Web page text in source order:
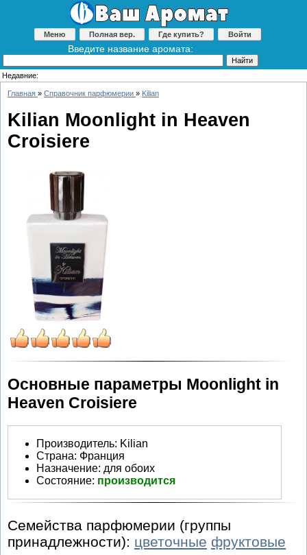
Меню Полная вер. Где купить? Войти
Введите название аромата:
Недавние:
Главная » Справочник парфюмерии » Kilian
Kilian Moonlight in Heaven
Croisiere
Основные параметры Moonlight in
Heaven Croisiere
Производитель: Kilian
Страна: Франция
Назначение: для обоих
Состояние: производится
Семейства парфюмерии (группы
принадлежности): цветочные фруктовые